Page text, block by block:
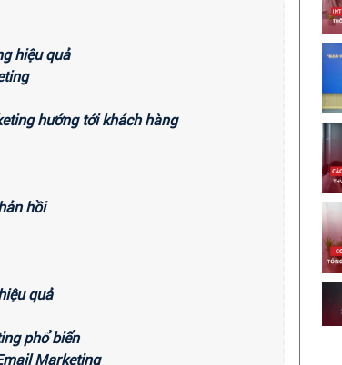
hiệu quả
hướng tới khách hàng
hồi
quả
phổ biến
Marketing